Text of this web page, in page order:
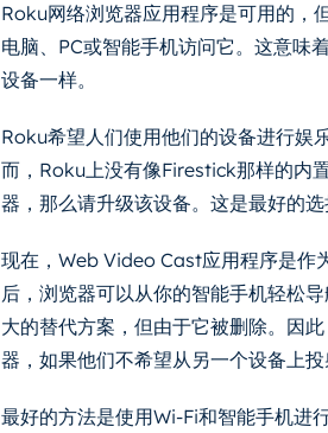
Roku网络浏览器应用程序是可用的，
电脑、PC或智能手机访问它。这意味
设备一样。
Roku希望人们使用他们的设备进行娱
而，Roku上没有像Firestick那样的内
器，那么请升级该设备。这是最好的
现在，Web Video Cast应用程序是作
后，浏览器可以从你的智能手机轻松
大的替代方案，但由于它被删除。因
器，如果他们不希望从另一个设备上
最好的方法是使用Wi-Fi和智能手机进